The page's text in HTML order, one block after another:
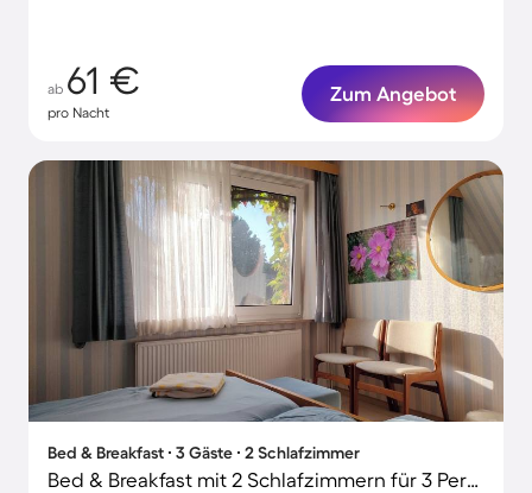
ab 61 €
pro Nacht
Zum Angebot
Bed & Breakfast ∙ 3 Gäste ∙ 2 Schlafzimmer
Bed & Breakfast mit 2 Schlafzimmern für 3 Personen